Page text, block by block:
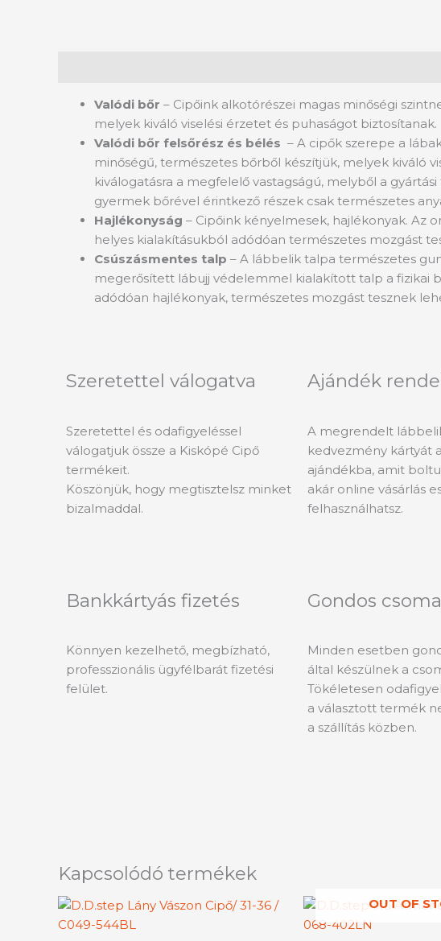
Valódi bőr – Cipőink alkotórészei magas minőségi
melyek kiváló viselési érzetet és puhaságot biztosítanak.
Valódi bőr felsőrész és bélés – A cipők szerepe a
minőségű, természetes bőrből készítjük, melyek kiváló
kiválogatásra a megfelelő vastagságú, melyből a
gyermek bőrével érintkező részek csak természetes
Hajlékonyság – Cipőink kényelmesek, hajlékonyak. Az
helyes kialakításukból adódóan természetes mozgást
Csúszásmentes talp – A lábbelik talpa természetes
megerősített lábujj védelemmel kialakított talp a fizikai
adódóan hajlékonyak, természetes mozgást tesznek
Szeretettel válogatva
Szeretettel és odafigyeléssel
válogatjuk össze a Kiskópé Cipő
termékeit.
Köszönjük, hogy megtisztelsz minket
bizalmaddal.
Ajándék
A megrendelt
kedvezmény kártyát
ajándékba, amit
akár online vásárlás
felhasználhatsz.
Bankkártyás fizetés
Könnyen kezelhető, megbízható,
professzionális ügyfélbarát fizetési
felület.
Gondos
Minden esetben
által készülnek a
Tökéletesen
a választott termék
a szállítás közben.
Kapcsolódó termékek
Ennek
OUT OF